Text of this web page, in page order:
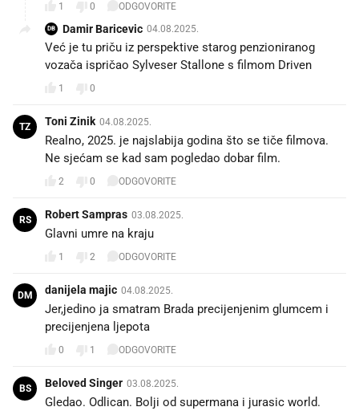
1 0 ODGOVORITE
DB Damir Baricevic 04.08.2025.
Već je tu priču iz perspektive starog penzioniranog
vozača ispričao Sylveser Stallone s filmom Driven
1 0
TZ Toni Zinik 04.08.2025.
Realno, 2025. je najslabija godina što se tiče filmova.
Ne sjećam se kad sam pogledao dobar film.
2 0 ODGOVORITE
RS Robert Sampras 03.08.2025.
Glavni umre na kraju
1 2 ODGOVORITE
DM danijela majic 04.08.2025.
Jer,jedino ja smatram Brada precijenjenim glumcem i
precijenjena ljepota
0 1 ODGOVORITE
BS Beloved Singer 03.08.2025.
Gledao. Odlican. Bolji od supermana i jurasic world.